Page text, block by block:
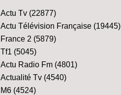
Actu Tv (22877)
Actu Télévision Française (19445)
France 2 (5879)
Tf1 (5045)
Actu Radio Fm (4801)
Actualité Tv (4540)
M6 (4524)